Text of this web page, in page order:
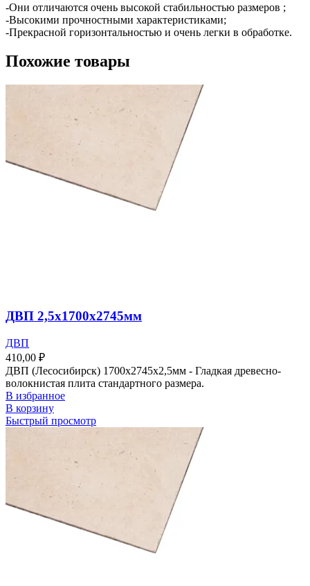
-Они отличаются очень высокой стабильностью размеров ;
-Высокими прочностными характеристиками;
-Прекрасной горизонтальностью и очень легки в обработке.
Похожие товары
ДВП 2,5х1700х2745мм
ДВП
410,00 ₽
ДВП (Лесосибирск) 1700х2745х2,5мм - Гладкая древесно-
волокнистая плита стандартного размера.
В избранное
В корзину
Быстрый просмотр